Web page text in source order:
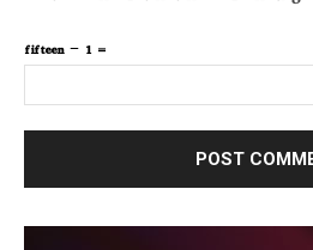
fifteen − 1 =